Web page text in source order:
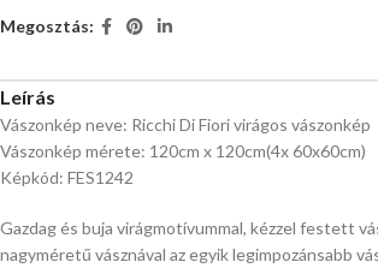
Megosztás:
Leírás
Vászonkép neve: Ricchi Di Fiori virágos vászonkép
Vászonkép mérete: 120cm x 120cm(4x 60x60cm)
Képkód: FES1242
Gazdag és buja virágmotívummal, kézzel festett
nagyméretű vásznával az egyik legimpozánsabb